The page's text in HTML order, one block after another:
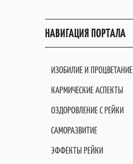
НАВИГАЦИЯ ПОРТАЛА
ИЗОБИЛИЕ И ПРОЦВЕТАНИЕ
КАРМИЧЕСКИЕ АСПЕКТЫ
ОЗДОРОВЛЕНИЕ С РЕЙКИ
САМОРАЗВИТИЕ
ЭФФЕКТЫ РЕЙКИ